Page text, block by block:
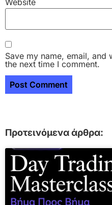
Website
Save my name, email,
the next time I comment.
Προτεινόμενα άρθρα: